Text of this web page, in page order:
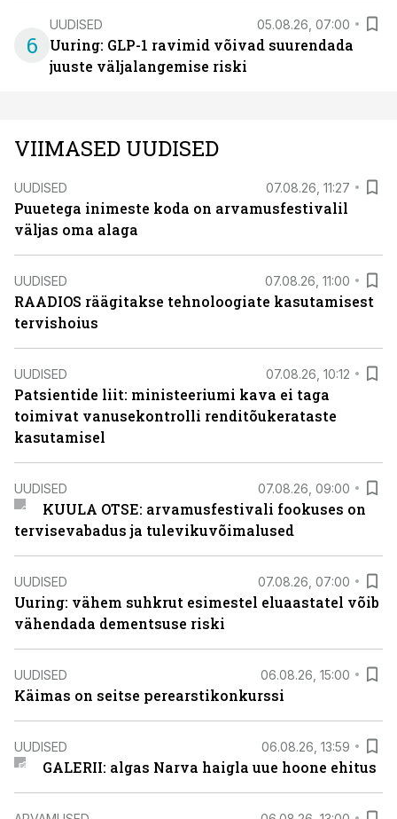
6
UUDISED 05.08.26, 07:00
Uuring: GLP-1 ravimid võivad suurendada
juuste väljalangemise riski
VIIMASED UUDISED
UUDISED 07.08.26, 11:27
Puuetega inimeste koda on arvamusfestivalil
väljas oma alaga
UUDISED 07.08.26, 11:00
RAADIOS räägitakse tehnoloogiate kasutamisest
tervishoius
UUDISED 07.08.26, 10:12
Patsientide liit: ministeeriumi kava ei taga
toimivat vanusekontrolli renditõukerataste
kasutamisel
UUDISED 07.08.26, 09:00
KUULA OTSE: arvamusfestivali fookuses on
tervisevabadus ja tulevikuvõimalused
UUDISED 07.08.26, 07:00
Uuring: vähem suhkrut esimestel eluaastatel võib
vähendada dementsuse riski
UUDISED 06.08.26, 15:00
Käimas on seitse perearstikonkurssi
UUDISED 06.08.26, 13:59
GALERII: algas Narva haigla uue hoone ehitus